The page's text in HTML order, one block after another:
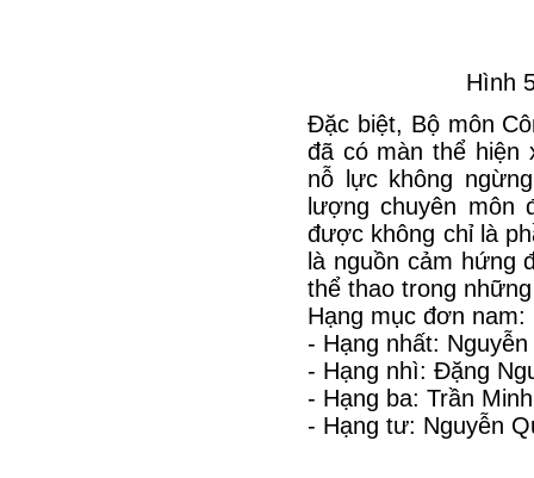
Hình
Đặc biệt, Bộ môn
đã có màn thể hiện
nỗ lực không
lượng chuyên môn
được không chỉ là
là nguồn cảm hứng
thể thao trong
Hạng mục đơn nam:
- Hạng nhất:
- Hạng nhì: Đặng
- Hạng ba: Trần
- Hạng tư: Nguyễn